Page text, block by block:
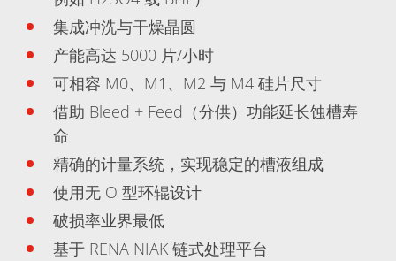
展会
职业发展
RENA 作为雇主
申请 RENA 的职位
工作机会
联系我们
联系表格
联系表格客户服务
联系我们的客服
Expert Blog
集成冲洗与干燥晶圆
产能高达 5000 片/小时
可相容 M0、M1、M2 与 M4 硅片尺寸
借助 Bleed + Feed（分供）功能延长蚀槽寿
命
精确的计量系统，实现稳定的槽液组成
使用无 O 型环辊设计
破损率业界最低
基于 RENA NIAK 链式处理平台